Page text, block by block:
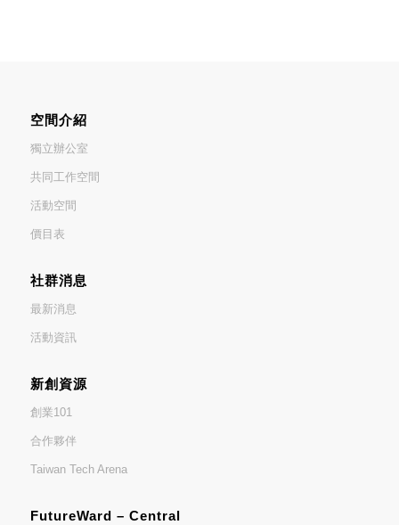
空間介紹
獨立辦公室
共同工作空間
活動空間
價目表
社群消息
最新消息
活動資訊
新創資源
創業101
合作夥伴
Taiwan Tech Arena
FutureWard – Central